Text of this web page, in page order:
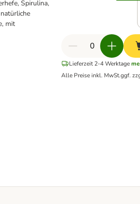
Spirulina,
mit
Lieferzeit 2-4 Werktage
Alle Preise inkl. MwSt.ggf.